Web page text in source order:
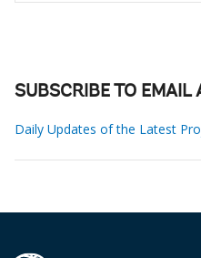
SUBSCRIBE TO EMAIL
Daily Updates of the Latest